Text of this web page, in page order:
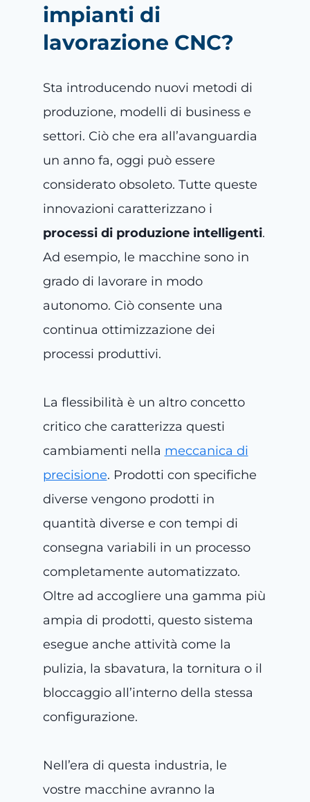
impianti di
lavorazione CNC?
Sta introducendo nuovi metodi di
produzione, modelli di business e
settori. Ciò che era all’avanguardia
un anno fa, oggi può essere
considerato obsoleto. Tutte queste
innovazioni caratterizzano i
processi di produzione intelligenti.
Ad esempio, le macchine sono in
grado di lavorare in modo
autonomo. Ciò consente una
continua ottimizzazione dei
processi produttivi.
La flessibilità è un altro concetto
critico che caratterizza questi
cambiamenti nella meccanica di
precisione. Prodotti con specifiche
diverse vengono prodotti in
quantità diverse e con tempi di
consegna variabili in un processo
completamente automatizzato.
Oltre ad accogliere una gamma più
ampia di prodotti, questo sistema
esegue anche attività come la
pulizia, la sbavatura, la tornitura o il
bloccaggio all’interno della stessa
configurazione.
Nell’era di questa industria, le
vostre macchine avranno la